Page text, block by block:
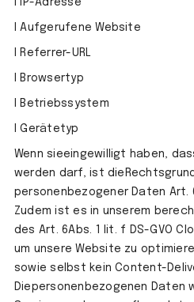
l IP-Adresse
l Aufgerufene Website
l Referrer-URL
l Browsertyp
l Betriebssystem
l Gerätetyp
Wenn sieeingewilligt haben,
werden darf, ist
personenbezogener Daten Art.
Zudem ist es in unserem
des Art. 6Abs. 1 lit. f DS-GVO
um unsere Website zu
sowie selbst kein Content-
Diepersonenbezogenen Daten